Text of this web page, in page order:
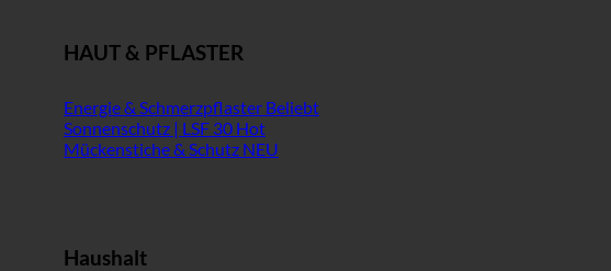
HAUT & PFLASTER
Energie & Schmerzpflaster
Sonnenschutz | LSF 30
Mückenstiche & Schutz
Haushalt